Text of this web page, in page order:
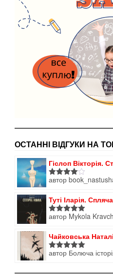
ОСТАННІ ВІДГУКИ НА
Гіслоп Вікторія.
Оцінено
автор
Туті Іларія.
Оцінено в
автор Mykola
Чайковська
Оцінено в
автор Болюча